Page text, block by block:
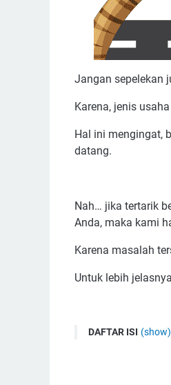
Jangan sepelekan
Karena, jenis
Hal ini mengingat,
datang.
Nah… jika tertarik
Anda, maka kami
Karena masalah
Untuk lebih
DAFTAR ISI (show)